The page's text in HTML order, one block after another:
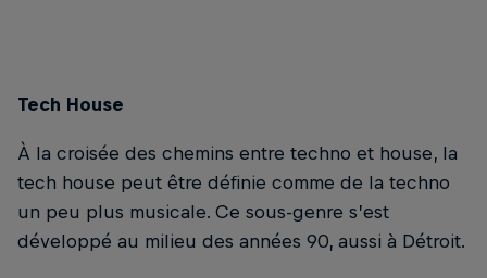
Tech House
À la croisée des chemins entre techno et house, la
tech house peut être définie comme de la techno
un peu plus musicale. Ce sous-genre s’est
développé au milieu des années 90, aussi à Détroit.